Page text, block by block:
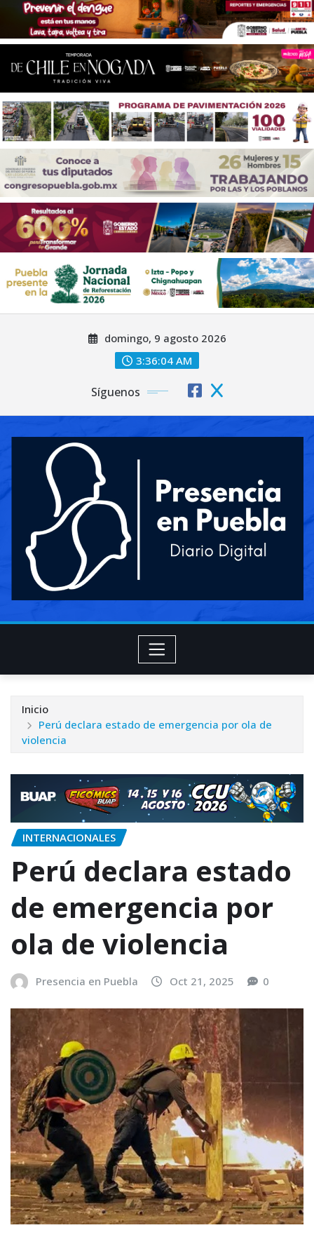
domingo, 9 agosto 2026
3:36:06 AM
Síguenos
Inicio
Perú declara estado de emergencia por ola de
violencia
INTERNACIONALES
Perú declara estado
de emergencia por
ola de violencia
Presencia en Puebla Oct 21, 2025 0